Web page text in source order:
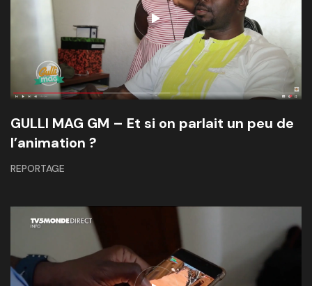
GULLI MAG GM – Et si on parlait un peu de
l’animation ?
REPORTAGE